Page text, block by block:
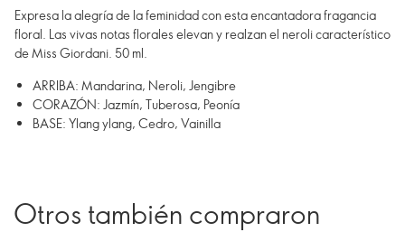
Expresa la alegría de la feminidad con esta encantadora fragancia
floral. Las vivas notas florales elevan y realzan el neroli característico
de Miss Giordani. 50 ml.
ARRIBA: Mandarina, Neroli, Jengibre
CORAZÓN: Jazmín, Tuberosa, Peonía
BASE: Ylang ylang, Cedro, Vainilla
Otros también compraron